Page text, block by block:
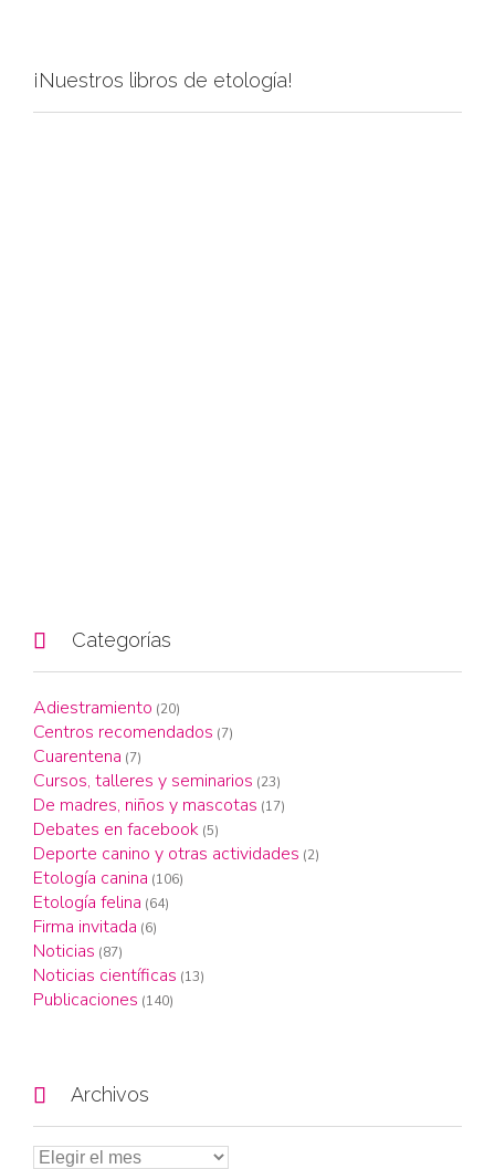
¡Nuestros libros de etología!
 Categorías
Adiestramiento (20)
Centros recomendados (7)
Cuarentena (7)
Cursos, talleres y seminarios (23)
De madres, niños y mascotas (17)
Debates en facebook (5)
Deporte canino y otras actividades (2)
Etología canina (106)
Etología felina (64)
Firma invitada (6)
Noticias (87)
Noticias científicas (13)
Publicaciones (140)
 Archivos